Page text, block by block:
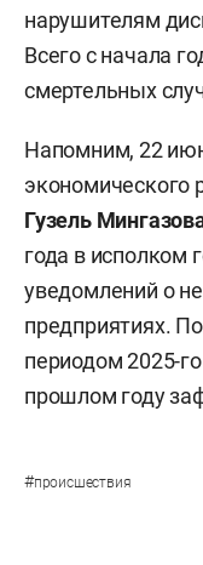
нарушителям
Всего с начала
смертельных
Напомним, 22
экономического
Гузель
года в исполком
уведомлений о
предприятиях.
периодом 2025-
прошлом году
#происшествия